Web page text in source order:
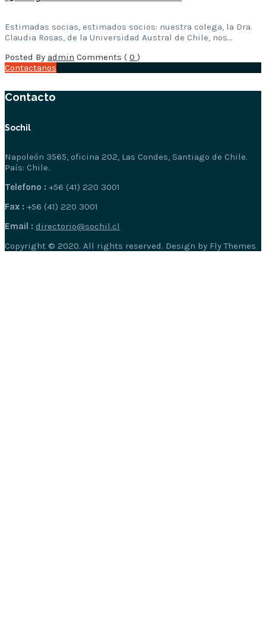
Estimadas socias, estimados socios: nuestra colega, la Dra.
Claudia Rosas, de la Universidad Austral de Chile, nos…
Posted By admin Comments ( 0 )
Contactanos
Contacto
Sochil
Napoleón 3565, oficina 202, Las Condes, Santiago de Chile.
País: Chile.
Telefono : +56 (41) 220 3001
Fax : +56 (41) 220 3001
Email : directorio@sochil.cl
Copyright © 2020. All rights reserved. Design by Fly Themes